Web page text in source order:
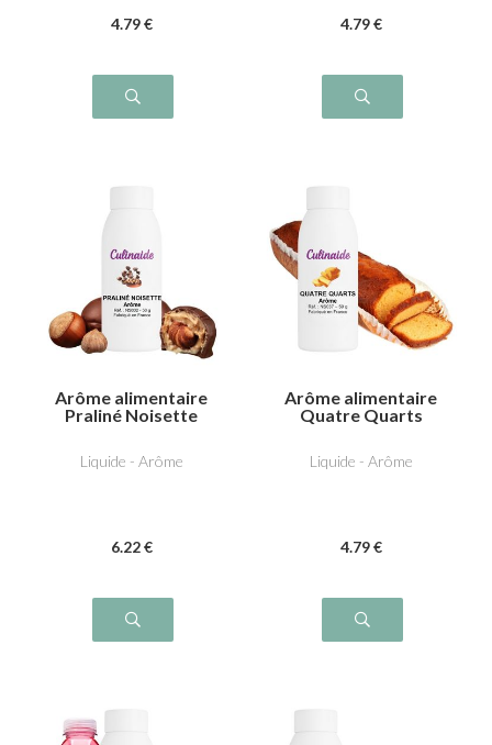
4.79 € 4.79 €
Arôme alimentaire
Praliné Noisette
Liquide - Arôme
6.22 €
Arôme alimentaire
Quatre Quarts
Liquide - Arôme
4.79 €